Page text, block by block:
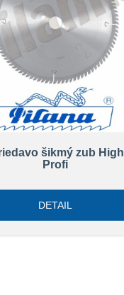
šikmý zub High
Profi
DETAIL